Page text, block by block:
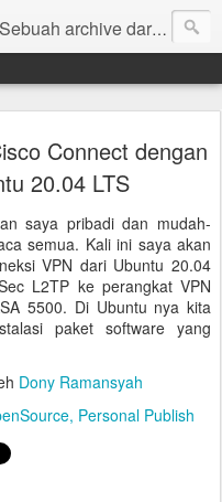
Sebuah archive dari kehidupan - log dari perjalanan dan tujuan | Fell Free ... ( archive of live, log of journey and target | Fell Free ...)
Connect dengan
20.04 LTS
saya pribadi dan mudah-
semua. Kali ini saya akan
VPN dari Ubuntu 20.04
L2TP ke perangkat VPN
5500. Di Ubuntu nya kita
paket software yang
Dony Ramansyah
Personal Publish